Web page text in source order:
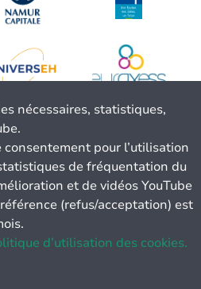
nécessaires, statistiques,
pour l’utilisation
de fréquentation du
et de vidéos YouTube
(refus/acceptation) est
d’utilisation des cookies.